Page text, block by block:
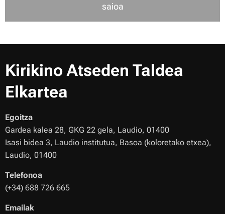
saioa
Kirikino Atseden Taldea
Elkartea
Egoitza
Gardea kalea 28, GKG 22 gela, Laudio, 01400
Isasi bidea 3, Laudio institutua, Basoa (koloretako etxea),
Laudio, 01400
Telefonoa
(+34) 688 726 665
Emailak